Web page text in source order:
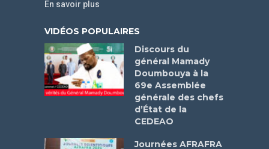
En savoir plus
VIDÉOS POPULAIRES
Discours du
général Mamady
Doumbouya à la
69e Assemblée
générale des chefs
d’État de la
CEDEAO
Journées AFRAFRA